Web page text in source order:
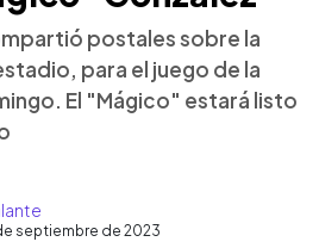
postales sobre la
para el juego de la
El "Mágico" estará listo
septiembre de 2023